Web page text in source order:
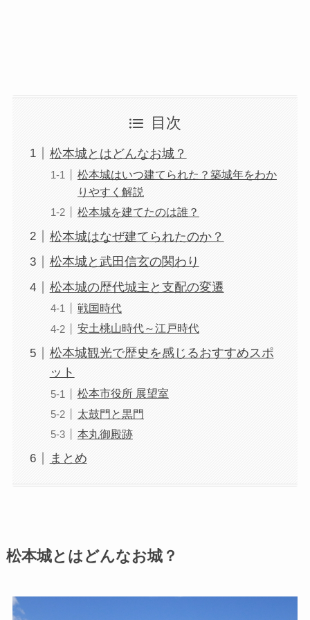
目次
松本城とはどんなお城？
松本城はいつ建てられた？築城年をわか
りやすく解説
松本城を建てたのは誰？
松本城はなぜ建てられたのか？
松本城と武田信玄の関わり
松本城の歴代城主と支配の変遷
戦国時代
安土桃山時代～江戸時代
松本城観光で歴史を感じるおすすめスポ
ット
松本市役所 展望室
太鼓門と黒門
本丸御殿跡
まとめ
松本城とはどんなお城？